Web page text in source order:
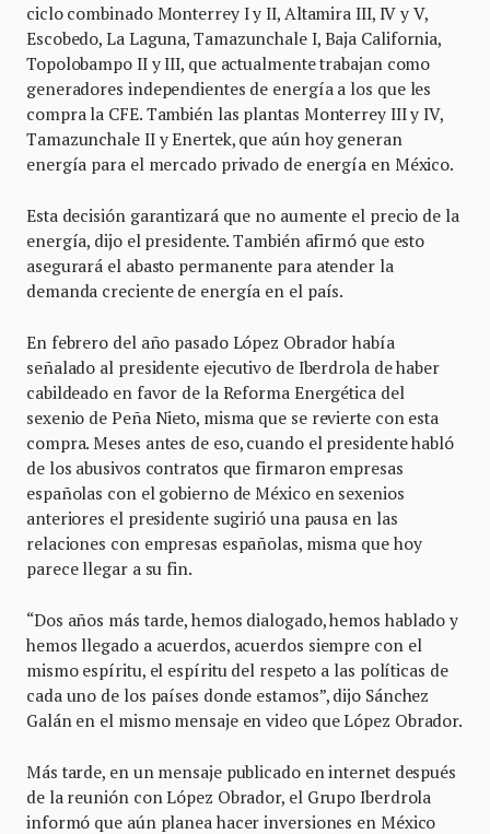
ciclo combinado Monterrey I y II, Altamira III, IV y V,
Escobedo, La Laguna, Tamazunchale I, Baja California,
Topolobampo II y III, que actualmente trabajan como
generadores independientes de energía a los que les
compra la CFE. También las plantas Monterrey III y IV,
Tamazunchale II y Enertek, que aún hoy generan
energía para el mercado privado de energía en México.
Esta decisión garantizará que no aumente el precio de la
energía, dijo el presidente. También afirmó que esto
asegurará el abasto permanente para atender la
demanda creciente de energía en el país.
En febrero del año pasado López Obrador había
señalado al presidente ejecutivo de Iberdrola de haber
cabildeado en favor de la Reforma Energética del
sexenio de Peña Nieto, misma que se revierte con esta
compra. Meses antes de eso, cuando el presidente habló
de los abusivos contratos que firmaron empresas
españolas con el gobierno de México en sexenios
anteriores el presidente sugirió una pausa en las
relaciones con empresas españolas, misma que hoy
parece llegar a su fin.
“Dos años más tarde, hemos dialogado, hemos hablado y
hemos llegado a acuerdos, acuerdos siempre con el
mismo espíritu, el espíritu del respeto a las políticas de
cada uno de los países donde estamos”, dijo Sánchez
Galán en el mismo mensaje en video que López Obrador.
Más tarde, en un mensaje publicado en internet después
de la reunión con López Obrador, el Grupo Iberdrola
informó que aún planea hacer inversiones en México